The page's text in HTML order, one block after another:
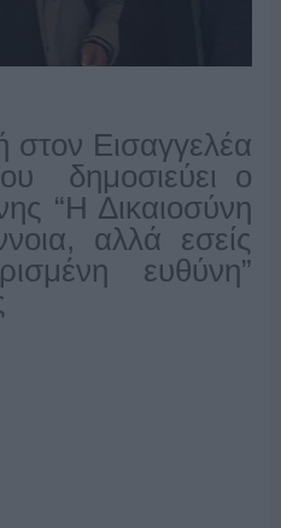
στον Εισαγγελέα
δημοσιεύει ο
“Η Δικαιοσύνη
αλλά εσείς
ευθύνη”